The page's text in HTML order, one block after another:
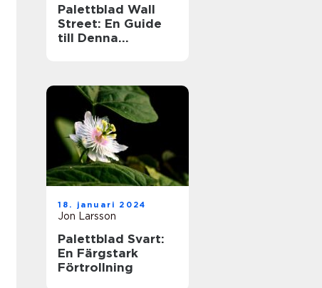
Palettblad Wall
Street: En Guide
till Denna
18. januari 2024
Jon Larsson
Palettblad Svart:
En Färgstark
Förtrollning